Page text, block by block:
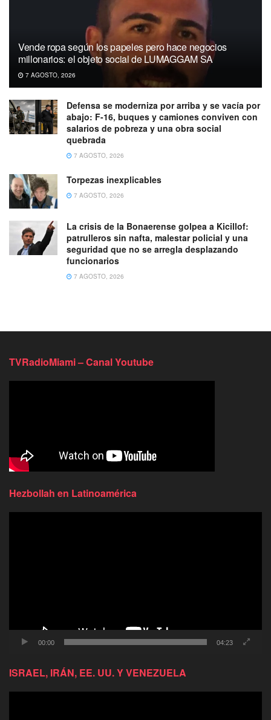
Vende ropa según los papeles pero hace negocios
millonarios: el objeto social de LUMAGGAM SA
7 AGOSTO, 2026
Defensa se moderniza por arriba y se vacía por
abajo: F-16, buques y camiones conviven con
salarios de pobreza y una obra social
quebrada
7 AGOSTO, 2026
Torpezas inexplicables
7 AGOSTO, 2026
La crisis de la Bonaerense golpea a Kicillof:
patrulleros sin nafta, malestar policial y una
seguridad que no se arregla desplazando
funcionarios
7 AGOSTO, 2026
TVRadioMiami – Canal Youtube
Hezbollah en Latinoamérica
00:00 04:23
ISRAEL, IRÁN, EE. UU. Y VENEZUELA